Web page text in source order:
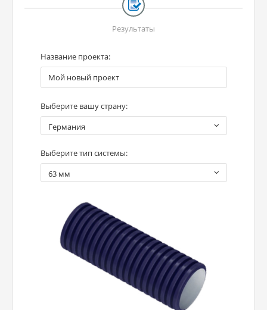
Результаты
Название проекта:
Выберите вашу страну:
Германия
Выберите тип системы:
63 мм